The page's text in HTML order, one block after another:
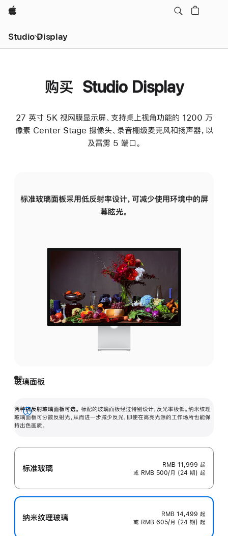
Apple
Studio Display
购买 Studio Display
27 英寸 5K 视网膜显示屏、支持桌上视角功能的 1200 万
像素 Center Stage 摄像头、录音棚级麦克风和扬声器，以
及雷雳 5 端口。
标准玻璃面板采用低反射率设计，可减少使用环境中的屏
幕眩光。
玻璃面板
两种抗反射玻璃面板可选。 标配的玻璃面板经过特别设计，反光率极低。纳米纹理
玻璃面板可分散反射光，从而进一步减少反光，即使在高亮光源的工作场所也能保
持出色画质。
展
开
标准玻璃 RMB 11,999 起
或 RMB 500/月 (24 期) 起
纳米纹理玻璃 RMB 14,499 起
或 RMB 605/月 (24 期) 起